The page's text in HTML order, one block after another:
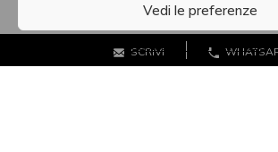
Vedi le preferenze
Cookie Policy Privacy Policy
Payment
Term and condition
SCRIVI